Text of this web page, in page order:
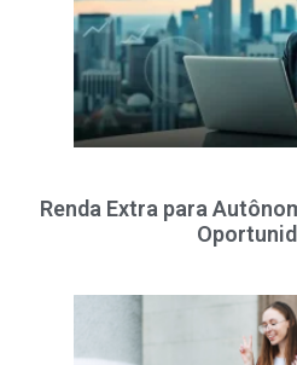
Renda Extra para